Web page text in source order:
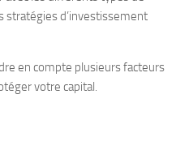
d’investissement
en compte plusieurs facteurs
votre capital.